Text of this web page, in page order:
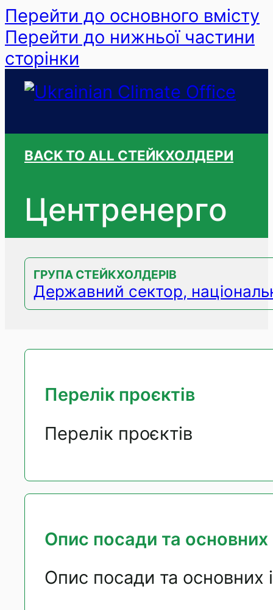
Перейти до основного вмісту
Перейти до нижньої частини
сторінки
BACK TO ALL СТЕЙКХОЛДЕРИ
Центренерго
ГРУПА СТЕЙКХОЛДЕРІВ
Державний сектор,
Перелік проєктів
Перелік проєктів
Опис посади та основних
Опис посади та основних